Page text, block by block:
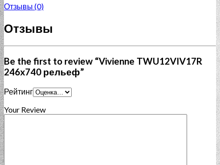
Отзывы (0)
Отзывы
Be the first to review “Vivienne TWU12VIV17R
246x740 рельеф”
Рейтинг
Your Review